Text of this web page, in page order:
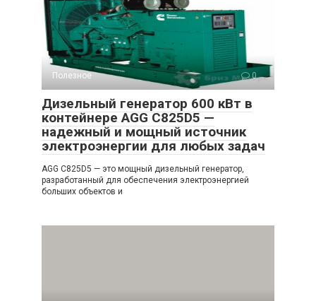
Полезное 0
Дизельный генератор 600 кВт в
контейнере AGG C825D5 —
надежный и мощный источник
электроэнергии для любых задач
AGG C825D5 — это мощный дизельный генератор,
разработанный для обеспечения электроэнергией
больших объектов и